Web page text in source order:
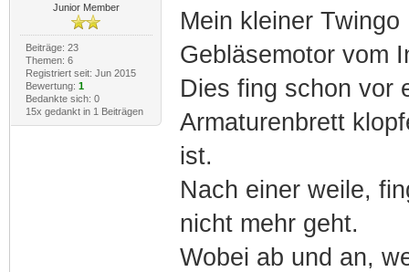
Junior Member
Beiträge: 23
Themen: 6
Registriert seit: Jun 2015
Bewertung: 1
Bedankte sich: 0
15x gedankt in 1 Beiträgen
Mein kleiner
Gebläsemotor vom
Dies fing schon vor
Armaturenbrett
ist.
Nach einer weile,
nicht mehr geht.
Wobei ab und an,